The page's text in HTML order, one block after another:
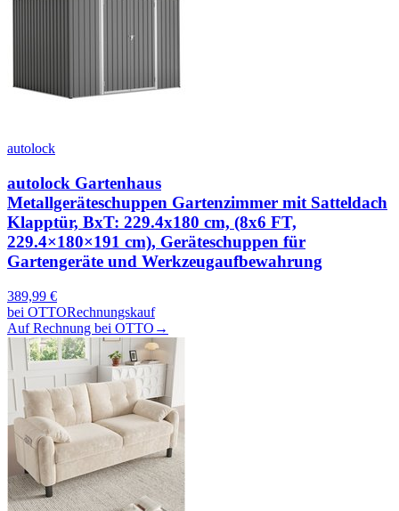
autolock
autolock Gartenhaus
Metallgeräteschuppen Gartenzimmer mit Satteldach
Klapptür, BxT: 229.4x180 cm, (8x6 FT,
229.4×180×191 cm), Geräteschuppen für
Gartengeräte und Werkzeugaufbewahrung
389,99 €
bei OTTORechnungskauf
Auf Rechnung bei OTTO →